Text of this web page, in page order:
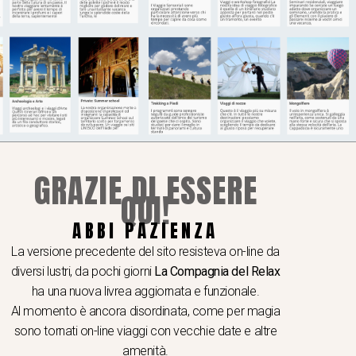
e la sua interiorità che invece è
compie un particolare esercizio
del ritmo del proprio organismo e, nel
Lo spettacolo, per chi osserva,
rispetto per la devozione espressa.
e seminari
e viaggi video e fotografici
School
& gastronomia
in caicco
GRAZIE DI ESSERE
QUI!
ABBI PAZIENZA
La versione precedente del sito resisteva on-line da
diversi lustri, da pochi giorni La Compagnia del Relax
ha una nuova livrea aggiornata e funzionale.
Al momento è ancora disordinata, come per magia
sono tornati on-line viaggi con vecchie date e altre
amenità.